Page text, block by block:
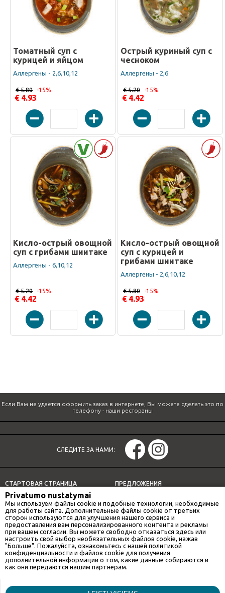
Privatumo nustatymai
Мы используем файлы cookie и подобные технологии, необходимые
для работы сайта. Дополнительные файлы cookie от третьих
сторон используются для улучшения нашего сервиса и
предоставления вам персонализированного контента и рекламы
при вашем согласии. Вы можете свободно отказаться здесь или
настроить свой выбор необязательных файлов cookie, нажав
"Больше". Пожалуйста, ознакомьтесь с нашей политикой
конфиденциальности и файлов cookie для получения
дополнительной информации о том, какие данные собираются и
как они передаются нашим партнерам.
Маркетинг
Томатный суп с
курицей и яйцом
Аллергены - 2,6,10,12
€ 4.93
€ 5.80 -15%
Острый куриный суп с
чесноком
Аллергены - 2,6
€ 4.42
€ 5.20 -15%
Кисло-острый овощной
суп с грибами шиитаке
Аллергены - 6,10,12
€ 4.42
€ 5.20 -15%
Кисло-острый овощной
суп с курицей и
грибами шиитаке
Аллергены - 2,6,10,12
€ 4.93
€ 5.80 -15%
Если Вам не удаётся оформить заказ в интернете, Вы можете сделать это по
телефону - наши рестораны
СЛЕДИТЕ ЗА НАМИ:
СТАРТОВАЯ СТРАНИЦА
СПЕЦИАЛЬНЫЕ ПРЕДЛОЖЕНИЯ
НАШИ РЕСТОРАНЫ
ИНФОРМАЦИЯ
ПРЕДЛОЖЕНИЯ
ОБЕДЕННОЕ ПРЕДЛОЖЕНИЕ
НАШИ РЕСТОРАНЫ
GAN BEI CITY